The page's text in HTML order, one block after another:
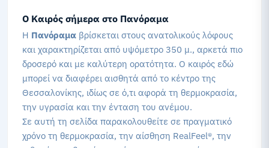
Ο Καιρός σήμερα στο Πανόραμα
Η Πανόραμα βρίσκεται στους ανατολικούς λόφους
και χαρακτηρίζεται από υψόμετρο 350 μ., αρκετά πιο
δροσερό και με καλύτερη ορατότητα. Ο καιρός εδώ
μπορεί να διαφέρει αισθητά από το κέντρο της
Θεσσαλονίκης, ιδίως σε ό,τι αφορά τη θερμοκρασία,
την υγρασία και την ένταση του ανέμου.
Σε αυτή τη σελίδα παρακολουθείτε σε πραγματικό
χρόνο τη θερμοκρασία, την αίσθηση RealFeel®, την